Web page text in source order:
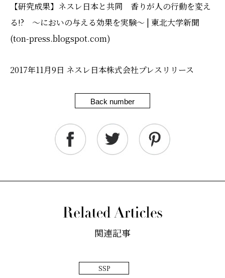
【研究成果】ネスレ日本と共同 香りが人の行動を変え
る!? ～においの与える効果を実験～ | 東北大学新聞
(ton-press.blogspot.com)
2017年11月9日 ネスレ日本株式会社プレスリリース
Back number
関連記事
SSP